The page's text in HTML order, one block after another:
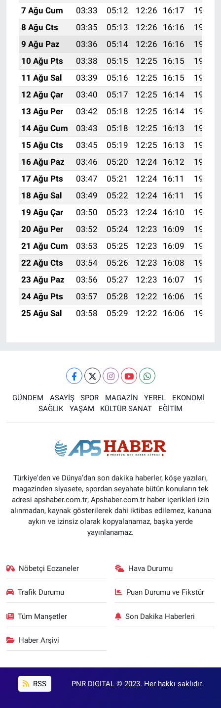
7 Ağu Cum 03:33 05:12 12:26 16:17
19:30
8 Ağu Cts
03:35 05:13 12:26 16:16
19:29
9 Ağu Paz
03:36 05:14 12:26 16:16
19:27
10 Ağu Pts
03:38 05:15 12:25 16:15
19:26
11 Ağu Sal
03:39 05:16 12:25 16:15
19:25
12 Ağu Çar
03:40 05:17 12:25 16:14
19:24
13 Ağu Per
03:42 05:18 12:25 16:14
19:22
14 Ağu Cum
03:43 05:18 12:25 16:13
19:21
15 Ağu Cts
03:45 05:19 12:25 16:13
19:20
16 Ağu Paz
03:46 05:20 12:24 16:12
19:18
17 Ağu Pts
03:47 05:21 12:24 16:11
19:17
18 Ağu Sal
03:49 05:22 12:24 16:11
19:16
19 Ağu Çar
03:50 05:23 12:24 16:10
19:14
20 Ağu Per
03:52 05:24 12:23 16:09
19:13
21 Ağu Cum
03:53 05:25 12:23 16:09
19:11
22 Ağu Cts
03:54 05:26 12:23 16:08
19:10
23 Ağu Paz
03:56 05:27 12:23 16:07
19:08
24 Ağu Pts
03:57 05:28 12:22 16:06
19:07
25 Ağu Sal
03:58 05:29 12:22 16:06 19:05
GÜNDEM ASAYİŞ SPOR MAGAZİN YEREL
EKONOMİ
SAĞLIK
YAŞAM KÜLTÜR SANAT EĞİTİM
Türkiye'den ve Dünya’dan son dakika haberler, köşe yazıları,
magazinden siyasete, spordan seyahate bütün konuların tek
adresi apshaber.com.tr; Apshaber.com.tr haber içerikleri izin
alınmadan, kaynak gösterilerek dahi iktibas edilemez, kanuna
aykırı ve izinsiz olarak kopyalanamaz, başka yerde
yayınlanamaz.
Nöbetçi Eczaneler Hava Durumu
Trafik Durumu Puan Durumu ve Fikstür
Tüm Manşetler Son Dakika Haberleri
Haber Arşivi
RSS PNR DIGITAL © 2023. Her hakkı saklıdır.